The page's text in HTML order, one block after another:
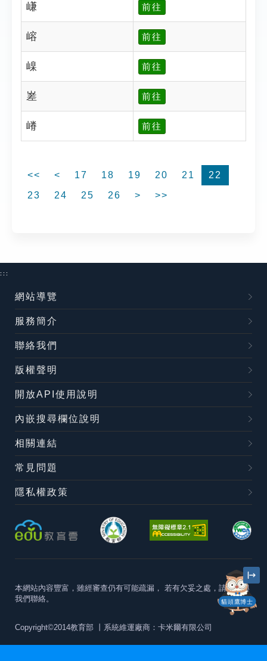
嵰 前往
嵱 前往
嵲 前往
嵳 前往
嵴 前往
<< < 17 18 19 20 21
22
23
24 25 26 > >>
貓頭鷹博士
:::
網站導覽
服務簡介
聯絡我們
版權聲明
開放API使用說明
內嵌搜尋欄位說明
相關連結
常見問題
隱私權政策
本網站內容豐富，雖經審查仍有可能疏漏， 若有欠妥之處，請隨時與
我們聯絡。
Copyright©2014教育部 丨系統維運廠商：卡米爾有限公司